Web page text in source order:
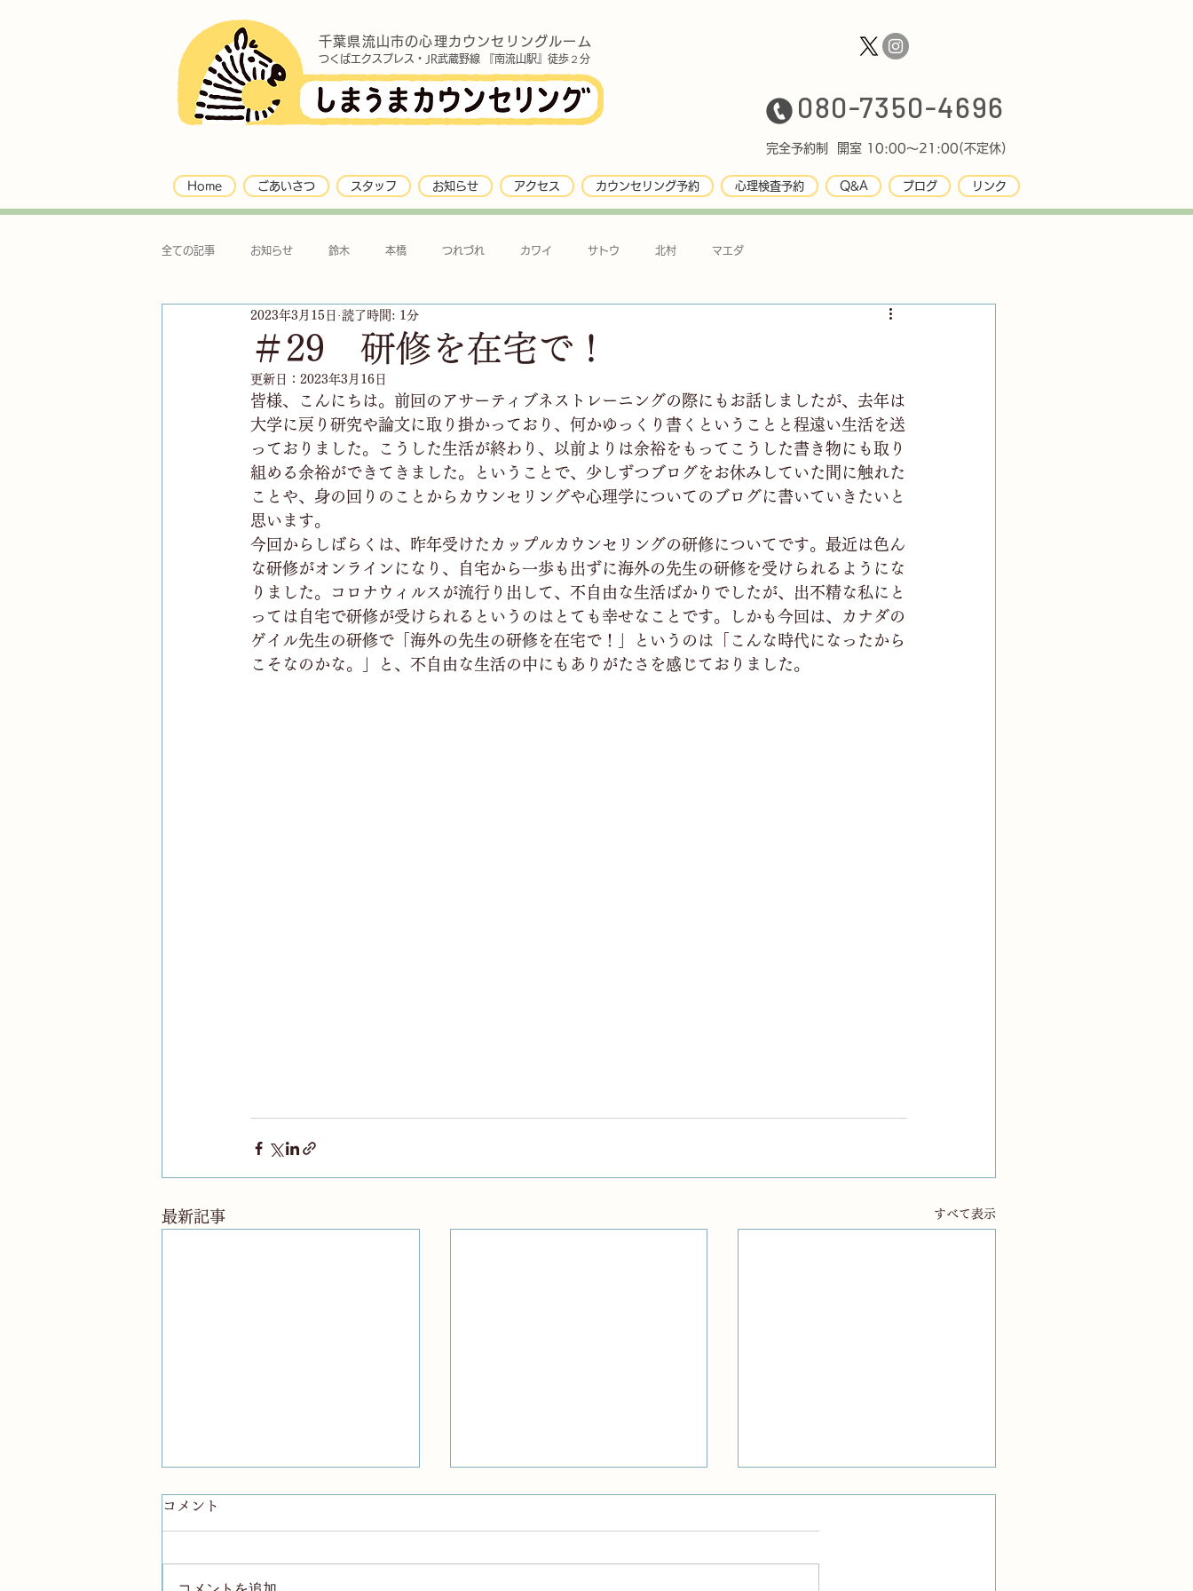
千葉県流山市の心理カウンセリングルーム
つくばエクスプレス・JR武蔵野線 『南流山駅』徒歩２分
080-7350-4696
完全予約制 開室 10:00〜21:00(不定休)
Home ごあいさつ スタッフ お知らせ アクセス カウンセリング予約 心理検査予約 Q&A ブログ リンク
全ての記事 お知らせ 鈴木 本橋 つれづれ カワイ サトウ 北村 マエダ
＃29 研修を在宅で！
2023年3月15日 読了時間: 1分
更新日： 2023年3月16日
皆様、こんにちは。前回のアサーティブネストレーニングの際にもお話しましたが、去年は
大学に戻り研究や論文に取り掛かっており、何かゆっくり書くということと程遠い生活を送
っておりました。こうした生活が終わり、以前よりは余裕をもってこうした書き物にも取り
組める余裕ができてきました。ということで、少しずつブログをお休みしていた間に触れた
ことや、身の回りのことからカウンセリングや心理学についてのブログに書いていきたいと
思います。
今回からしばらくは、昨年受けたカップルカウンセリングの研修についてです。最近は色ん
な研修がオンラインになり、自宅から一歩も出ずに海外の先生の研修を受けられるようにな
りました。コロナウィルスが流行り出して、不自由な生活ばかりでしたが、出不精な私にと
っては自宅で研修が受けられるというのはとても幸せなことです。しかも今回は、カナダの
ゲイル先生の研修で「海外の先生の研修を在宅で！」というのは「こんな時代になったから
こそなのかな。」と、不自由な生活の中にもありがたさを感じておりました。
最新記事 すべて表示
コメント